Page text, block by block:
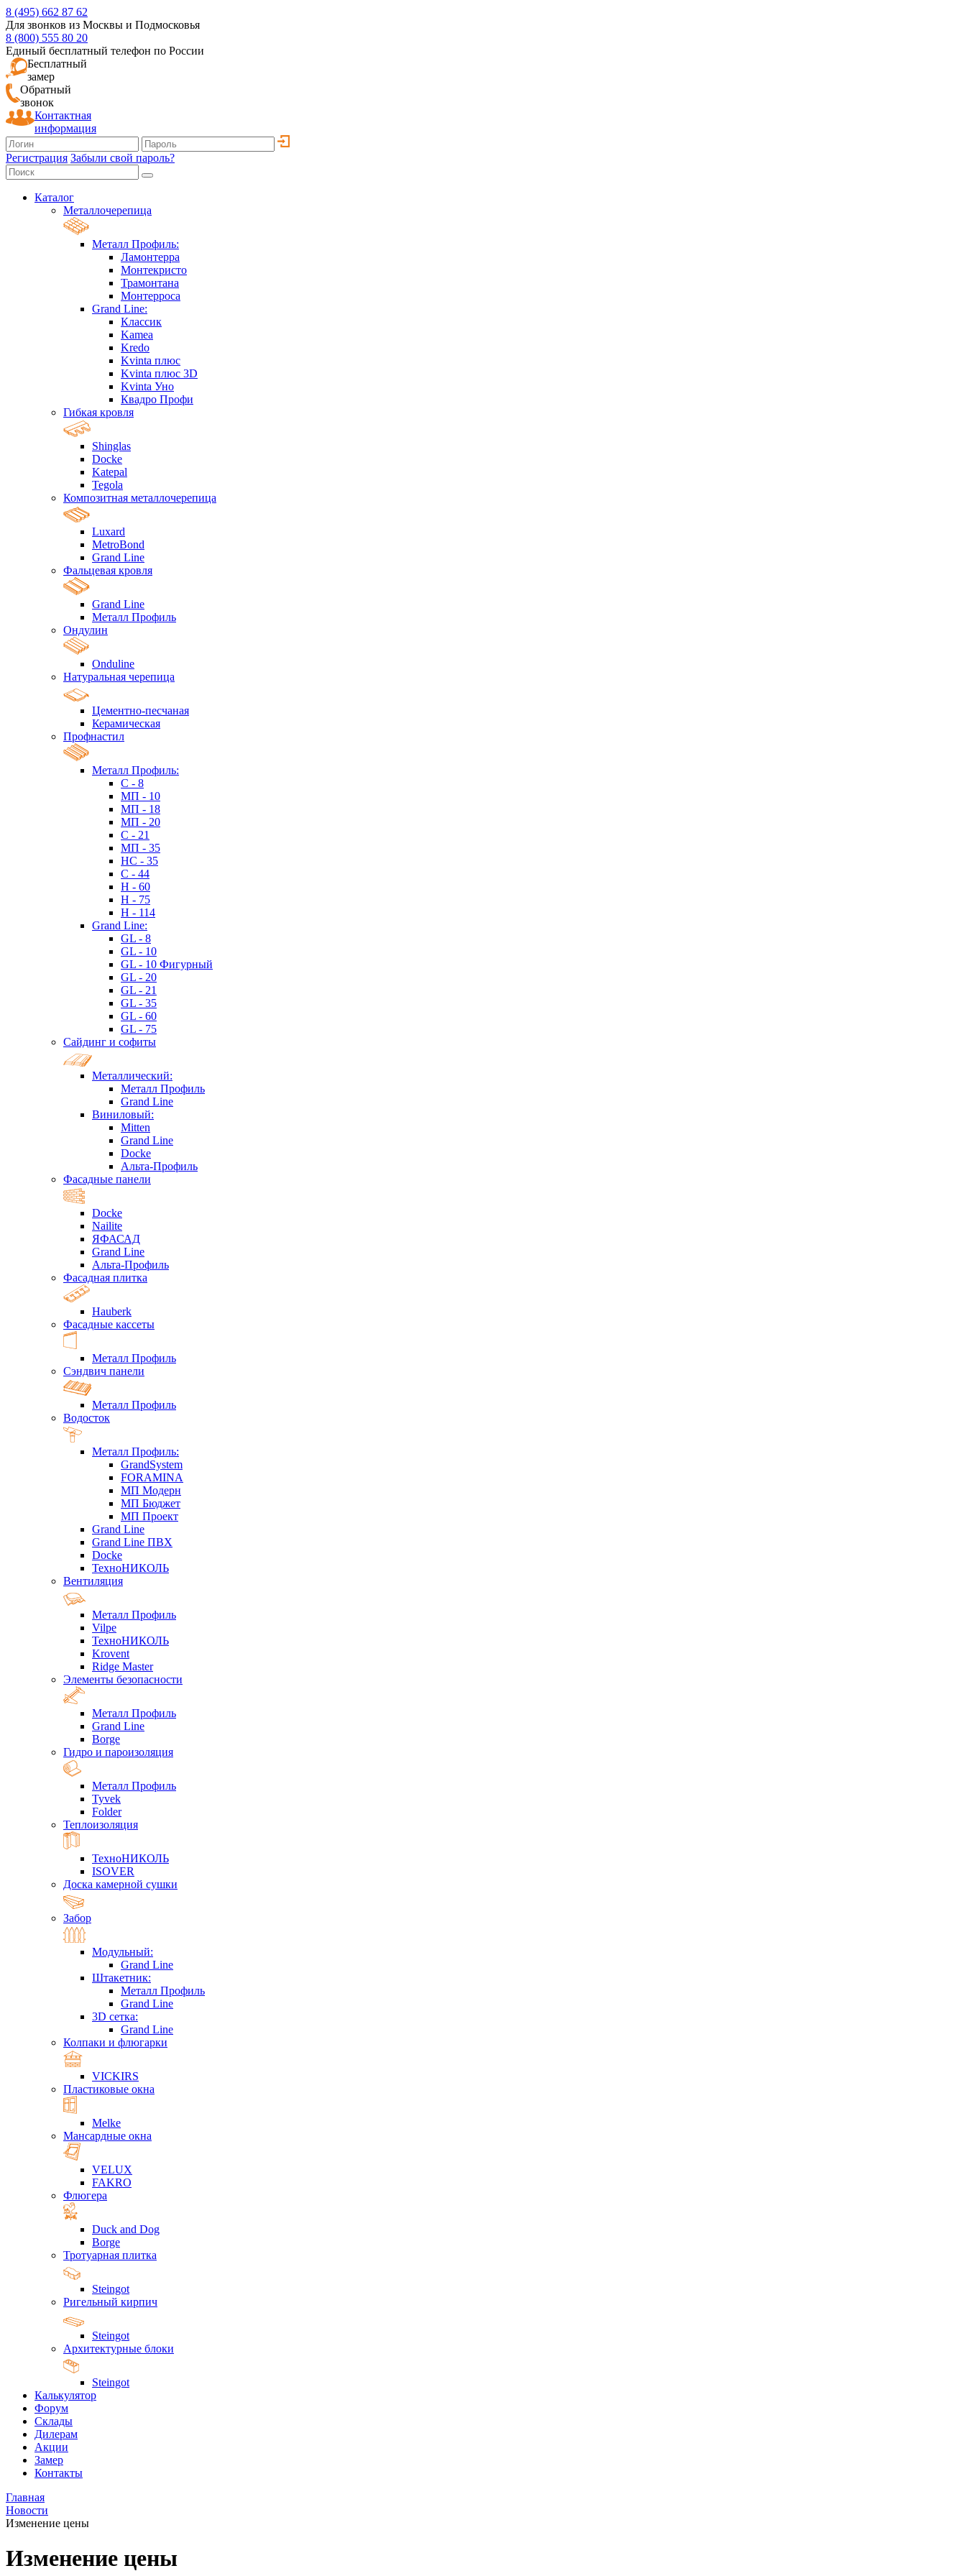
8 (495) 662 87 62
Для звонков из Москвы и Подмосковья
8 (800) 555 80 20
Единый бесплатный телефон по России
Бесплатный
замер
Обратный
звонок
Контактная
информация
Регистрация Забыли свой пароль?
Каталог
Металлочерепица
Металл Профиль:
Ламонтерра
Монтекристо
Трамонтана
Монтерроса
Grand Line:
Классик
Kamea
Kredo
Kvinta плюс
Kvinta плюс 3D
Kvinta Уно
Квадро Профи
Гибкая кровля
Shinglas
Docke
Katepal
Tegola
Композитная металлочерепица
Luxard
MetroBond
Grand Line
Фальцевая кровля
Grand Line
Металл Профиль
Ондулин
Onduline
Натуральная черепица
Цементно-песчаная
Керамическая
Профнастил
Металл Профиль:
C - 8
МП - 10
МП - 18
МП - 20
C - 21
МП - 35
HC - 35
C - 44
H - 60
H - 75
H - 114
Grand Line:
GL - 8
GL - 10
GL - 10 Фигурный
GL - 20
GL - 21
GL - 35
GL - 60
GL - 75
Сайдинг и софиты
Металлический:
Металл Профиль
Grand Line
Виниловый:
Mitten
Grand Line
Docke
Альта-Профиль
Фасадные панели
Docke
Nailite
ЯФАСАД
Grand Line
Альта-Профиль
Фасадная плитка
Hauberk
Фасадные кассеты
Металл Профиль
Сэндвич панели
Металл Профиль
Водосток
Металл Профиль:
GrandSystem
FORAMINA
МП Модерн
МП Бюджет
МП Проект
Grand Line
Grand Line ПВХ
Docke
ТехноНИКОЛЬ
Вентиляция
Металл Профиль
Vilpe
ТехноНИКОЛЬ
Krovent
Ridge Master
Элементы безопасности
Металл Профиль
Grand Line
Borge
Гидро и пароизоляция
Металл Профиль
Tyvek
Folder
Теплоизоляция
ТехноНИКОЛЬ
ISOVER
Доска камерной сушки
Забор
Модульный:
Grand Line
Штакетник:
Металл Профиль
Grand Line
3D сетка:
Grand Line
Колпаки и флюгарки
VICKIRS
Пластиковые окна
Melke
Мансардные окна
VELUX
FAKRO
Флюгера
Duck and Dog
Borge
Тротуарная плитка
Steingot
Ригельный кирпич
Steingot
Архитектурные блоки
Steingot
Калькулятор
Форум
Склады
Дилерам
Акции
Замер
Контакты
Главная
Новости
Изменение цены
Изменение цены